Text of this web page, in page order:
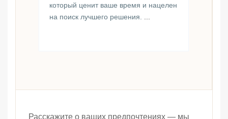
который ценит ваше время и нацелен
на поиск лучшего решения.
Расскажите о ваших предпочтениях — мы